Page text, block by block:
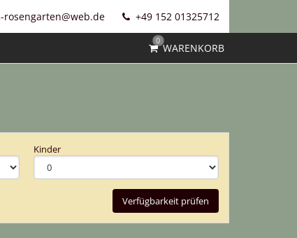
+49 152 01325712‬
0
WARENKORB
Kinder
Verfügbarkeit prüfen